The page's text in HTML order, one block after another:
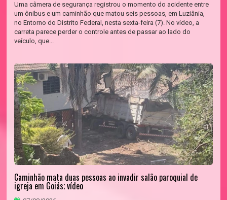
Uma câmera de segurança registrou o momento do acidente entre
um ônibus e um caminhão que matou seis pessoas, em Luziânia,
no Entorno do Distrito Federal, nesta sexta-feira (7). No vídeo, a
carreta parece perder o controle antes de passar ao lado do
veículo, que...
Caminhão mata duas pessoas ao invadir salão paroquial de
igreja em Goiás; vídeo